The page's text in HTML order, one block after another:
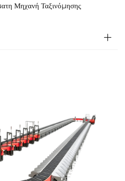
Μηχανή Ταξινόμησης